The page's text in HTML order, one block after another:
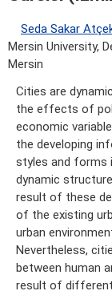
Seda Sakar
Mersin University,
Mersin
Cities are
the effects of
economic
the developing
styles and forms
dynamic
result of these
of the existing
urban
Nevertheless,
between human
result of